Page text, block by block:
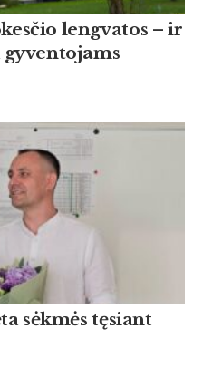
lengvatos – ir
sėkmės tęsiant